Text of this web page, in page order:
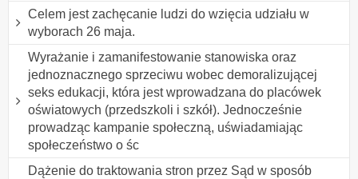
Celem jest zachęcanie ludzi do wzięcia udziału w
wyborach 26 maja.
Wyrażanie i zamanifestowanie stanowiska oraz
jednoznacznego sprzeciwu wobec demoralizującej
seks edukacji, która jest wprowadzana do placówek
oświatowych (przedszkoli i szkół). Jednocześnie
prowadząc kampanie społeczną, uświadamiając
społeczeństwo o śc
Dążenie do traktowania stron przez Sąd w sposób